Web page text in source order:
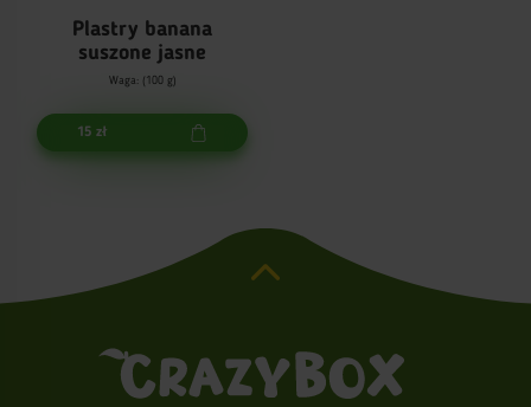
Plastry banana
suszone jasne
Waga: (100 g)
15 zł